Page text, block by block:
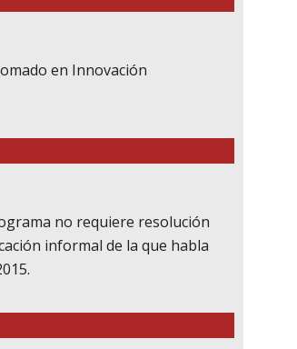
en Innovación
no requiere resolución
informal de la que habla